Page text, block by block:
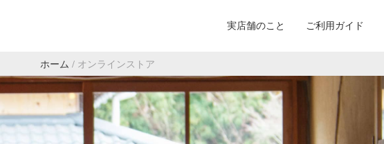
実店舗のこと ご利用ガイド
ホーム / オンラインストア